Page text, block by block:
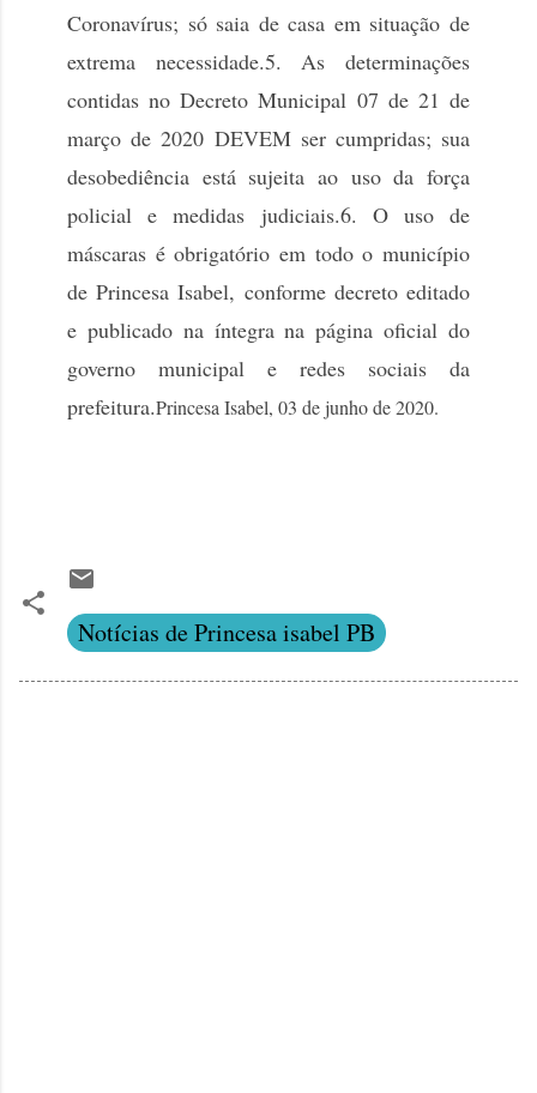
Coronavírus; só saia de casa em situação de
extrema necessidade.5. As determinações
contidas no Decreto Municipal 07 de 21 de
março de 2020 DEVEM ser cumpridas; sua
desobediência está sujeita ao uso da força
policial e medidas judiciais.6. O uso de
máscaras é obrigatório em todo o município
de Princesa Isabel, conforme decreto editado
e publicado na íntegra na página oficial do
governo municipal e redes sociais da
prefeitura.Princesa Isabel, 03 de junho de 2020.
Notícias de Princesa isabel PB